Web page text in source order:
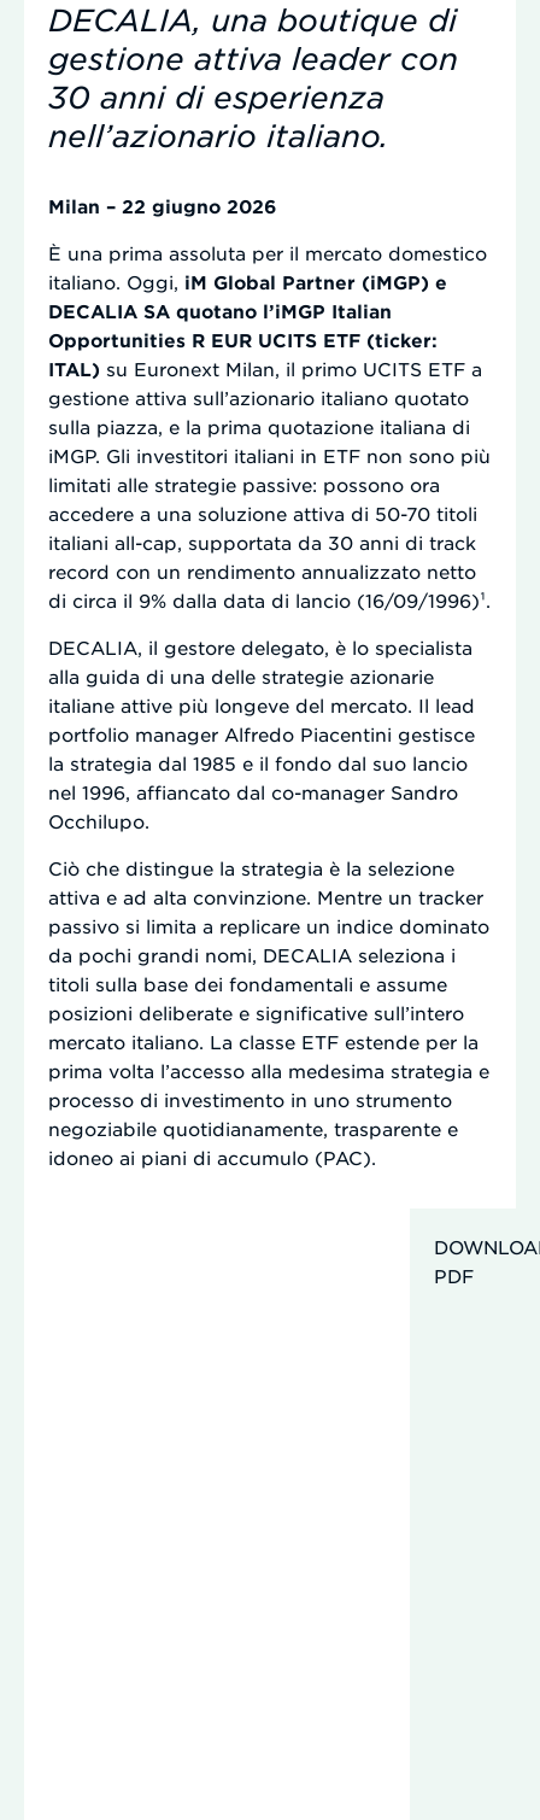
DECALIA, una boutique di
gestione attiva leader con
30 anni di esperienza
nell’azionario italiano.
Milan – 22 giugno 2026
È una prima assoluta per il mercato domestico
italiano. Oggi, iM Global Partner (iMGP) e
DECALIA SA quotano l’iMGP Italian
Opportunities R EUR UCITS ETF (ticker:
ITAL) su Euronext Milan, il primo UCITS ETF a
gestione attiva sull’azionario italiano quotato
sulla piazza, e la prima quotazione italiana di
iMGP. Gli investitori italiani in ETF non sono più
limitati alle strategie passive: possono ora
accedere a una soluzione attiva di 50-70 titoli
italiani all-cap, supportata da 30 anni di track
record con un rendimento annualizzato netto
di circa il 9% dalla data di lancio (16/09/1996)¹.
DECALIA, il gestore delegato, è lo specialista
alla guida di una delle strategie azionarie
italiane attive più longeve del mercato. Il lead
portfolio manager Alfredo Piacentini gestisce
la strategia dal 1985 e il fondo dal suo lancio
nel 1996, affiancato dal co-manager Sandro
Occhilupo.
Ciò che distingue la strategia è la selezione
attiva e ad alta convinzione. Mentre un tracker
passivo si limita a replicare un indice dominato
da pochi grandi nomi, DECALIA seleziona i
titoli sulla base dei fondamentali e assume
posizioni deliberate e significative sull’intero
mercato italiano. La classe ETF estende per la
prima volta l’accesso alla medesima strategia e
processo di investimento in uno strumento
negoziabile quotidianamente, trasparente e
idoneo ai piani di accumulo (PAC).
PDF